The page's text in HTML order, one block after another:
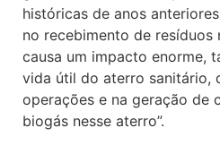
históricas de anos
no recebimento de resíduos
causa um impacto enorme,
vida útil do aterro sanitário,
operações e na geração de
biogás nesse aterro”.